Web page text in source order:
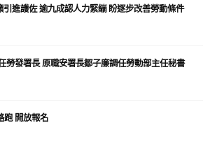
引進護佐 逾九成認人力緊繃 盼逐步改善勞動條件
勞發署長 原職安署長鄒子廉調任勞動部主任秘書
跑 開放報名